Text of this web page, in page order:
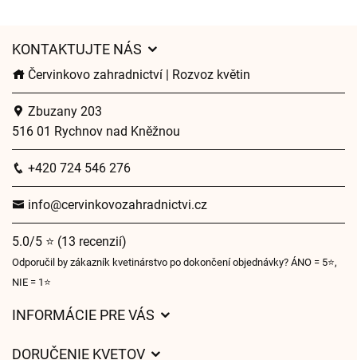
KONTAKTUJTE NÁS
Červinkovo zahradnictví | Rozvoz květin
Zbuzany 203
516 01 Rychnov nad Kněžnou
+420 724 546 276
info@cervinkovozahradnictvi.cz
5.0/5 ⭐ (13 recenzií)
Odporučil by zákazník kvetinárstvo po dokončení objednávky? ÁNO = 5⭐,
NIE = 1⭐
INFORMÁCIE PRE VÁS
DORUČENIE KVETOV